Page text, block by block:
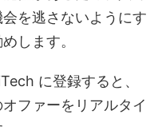
を逃さないようにす
します。
に登録すると、
ファーをリアルタイ